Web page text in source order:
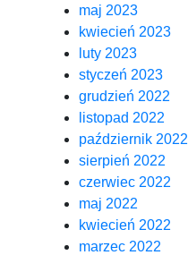
maj 2023
kwiecień 2023
luty 2023
styczeń 2023
grudzień 2022
listopad 2022
październik 2022
sierpień 2022
czerwiec 2022
maj 2022
kwiecień 2022
marzec 2022